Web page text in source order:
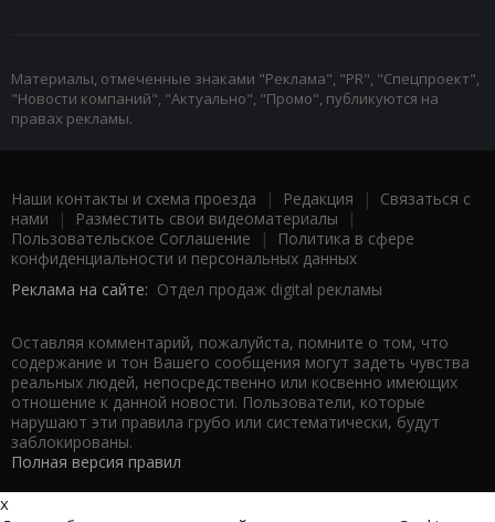
Материалы, отмеченные знаками "Реклама", "PR", "Спецпроект",
"Новости компаний", "Актуально", "Промо", публикуются на
правах рекламы.
Наши контакты и схема проезда | Редакция | Связаться с
нами | Разместить свои видеоматериалы |
Пользовательское Соглашение |
Политика в сфере
конфиденциальности и персональных данных
Реклама на сайте: Отдел продаж digital рекламы
Оставляя комментарий, пожалуйста, помните о том, что
содержание и тон Вашего сообщения могут задеть чувства
реальных людей, непосредственно или косвенно имеющих
отношение к данной новости. Пользователи, которые
нарушают эти правила грубо или систематически, будут
заблокированы.
Полная версия правил
x